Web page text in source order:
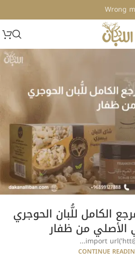
Wrong
الكامل للُّبان الحوجري
الأصلي من ظفار
CONTINUE